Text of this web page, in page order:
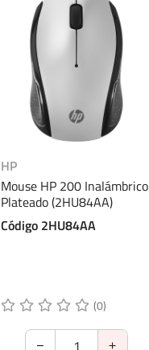
HP
Mouse HP 200 Inalámbrico
Plateado (2HU84AA)
Código 2HU84AA
(0)